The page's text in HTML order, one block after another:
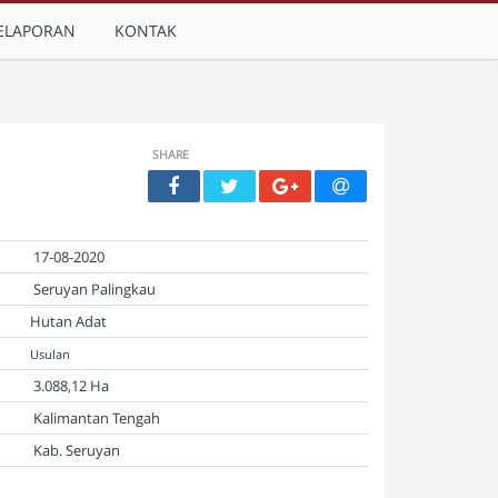
KONTAK
SHARE
17-08-2020
Seruyan Palingkau
Hutan Adat
Usulan
3.088,12 Ha
Kalimantan Tengah
Kab. Seruyan